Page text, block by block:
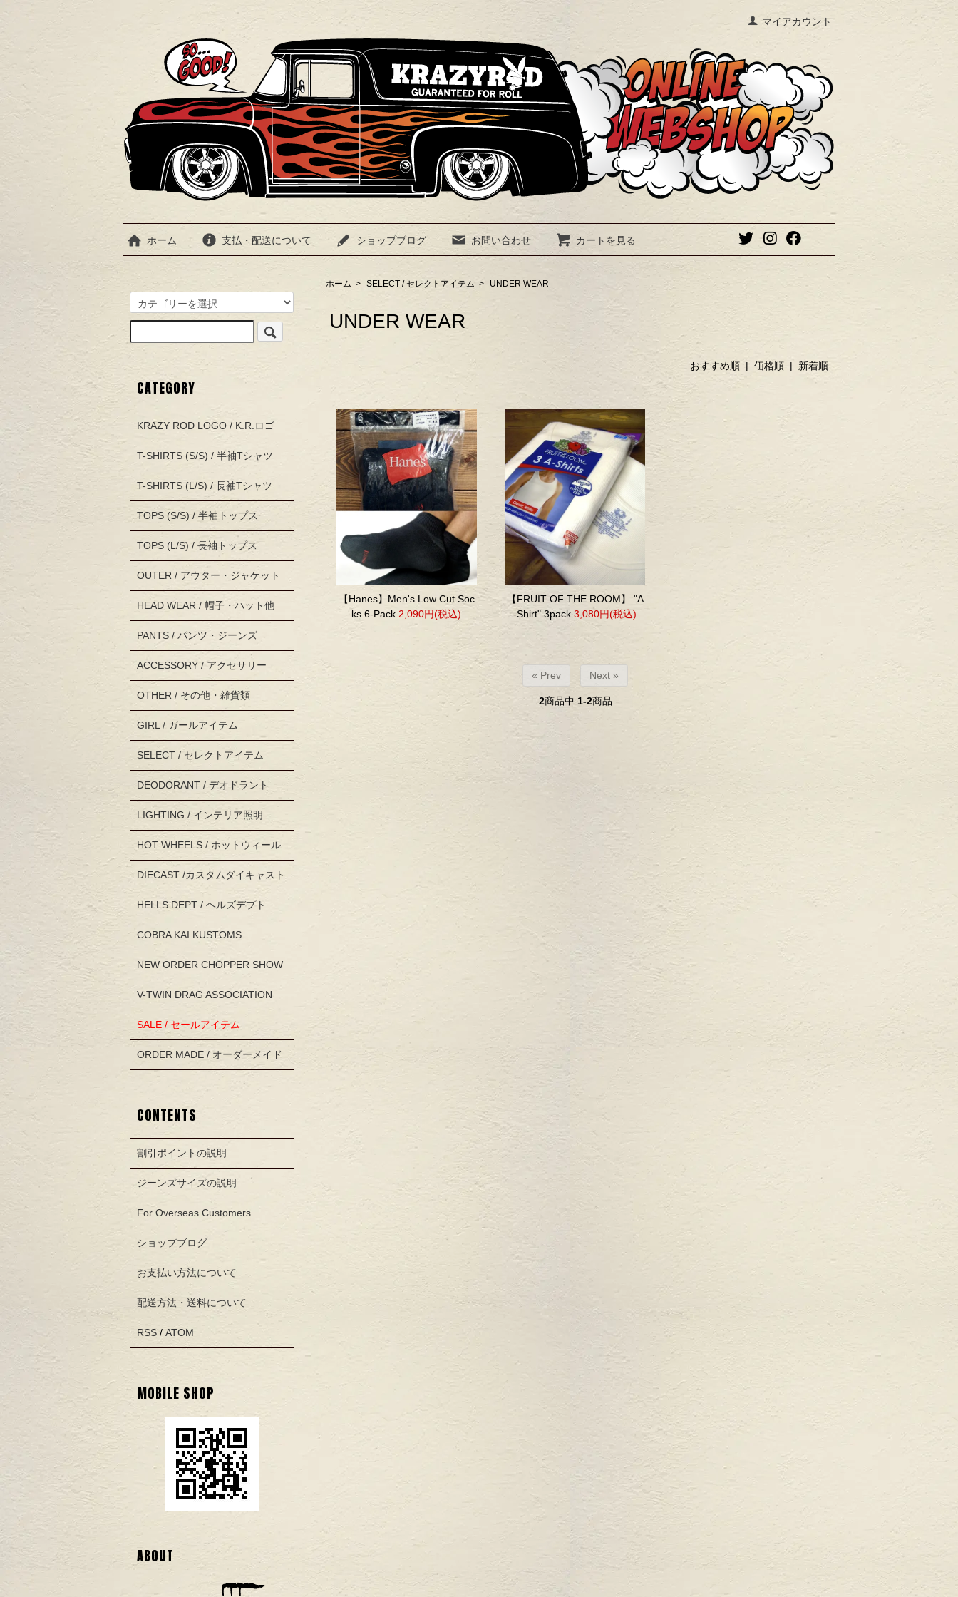
マイアカウント
ホーム 支払・配送について ショップブログ お問い合わせ カートを見る
ホーム > SELECT / セレクトアイテム > UNDER WEAR
UNDER WEAR
おすすめ順 | 価格順 | 新着順
【Hanes】Men's Low Cut Soc
ks 6-Pack 2,090円(税込)
【FRUIT OF THE ROOM】 "A
-Shirt" 3pack 3,080円(税込)
« Prev Next »
2商品中 1-2商品
CATEGORY
KRAZY ROD LOGO / K.R.ロゴ
T-SHIRTS (S/S) / 半袖Tシャツ
T-SHIRTS (L/S) / 長袖Tシャツ
TOPS (S/S) / 半袖トップス
TOPS (L/S) / 長袖トップス
OUTER / アウター・ジャケット
HEAD WEAR / 帽子・ハット他
PANTS / パンツ・ジーンズ
ACCESSORY / アクセサリー
OTHER / その他・雑貨類
GIRL / ガールアイテム
SELECT / セレクトアイテム
DEODORANT / デオドラント
LIGHTING / インテリア照明
HOT WHEELS / ホットウィール
DIECAST /カスタムダイキャスト
HELLS DEPT / ヘルズデプト
COBRA KAI KUSTOMS
NEW ORDER CHOPPER SHOW
V-TWIN DRAG ASSOCIATION
SALE / セールアイテム
ORDER MADE / オーダーメイド
CONTENTS
割引ポイントの説明
ジーンズサイズの説明
For Overseas Customers
ショップブログ
お支払い方法について
配送方法・送料について
RSS / ATOM
MOBILE SHOP
ABOUT